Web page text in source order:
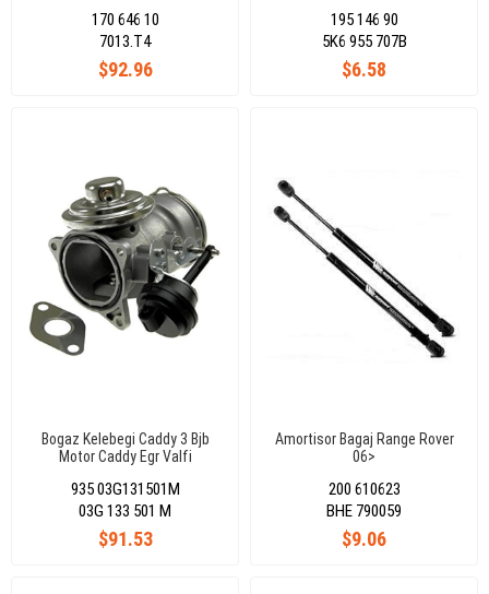
170 646 10
$92.96
7013.T4
195 146 90
$6.58
5K6 955 707B
Bogaz Kelebegi Caddy 3 Bjb
Motor Caddy Egr Valfi
935 03G131501M
$91.53
03G 133 501 M
Amortisor Bagaj Range Rover
06>
200 610623
$9.06
BHE 790059